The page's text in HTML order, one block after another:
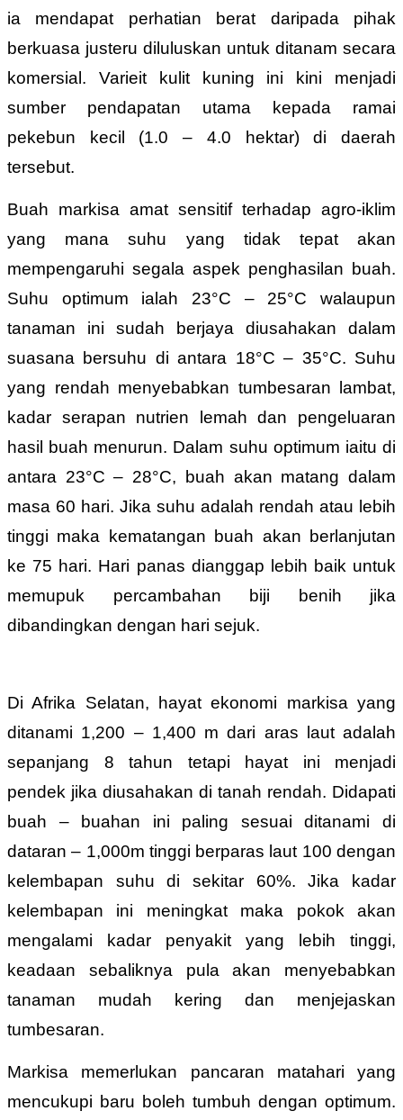
ia mendapat perhatian berat daripada pihak
berkuasa justeru diluluskan untuk ditanam secara
komersial. Varieit kulit kuning ini kini menjadi
sumber pendapatan utama kepada ramai
pekebun kecil (1.0 – 4.0 hektar) di daerah
tersebut.
Buah markisa amat sensitif terhadap agro-iklim
yang mana suhu yang tidak tepat akan
mempengaruhi segala aspek penghasilan buah.
Suhu optimum ialah 23°C – 25°C walaupun
tanaman ini sudah berjaya diusahakan dalam
suasana bersuhu di antara 18°C – 35°C. Suhu
yang rendah menyebabkan tumbesaran lambat,
kadar serapan nutrien lemah dan pengeluaran
hasil buah menurun. Dalam suhu optimum iaitu di
antara 23°C – 28°C, buah akan matang dalam
masa 60 hari. Jika suhu adalah rendah atau lebih
tinggi maka kematangan buah akan berlanjutan
ke 75 hari. Hari panas dianggap lebih baik untuk
memupuk percambahan biji benih jika
dibandingkan dengan hari sejuk.
Di Afrika Selatan, hayat ekonomi markisa yang
ditanami 1,200 – 1,400 m dari aras laut adalah
sepanjang 8 tahun tetapi hayat ini menjadi
pendek jika diusahakan di tanah rendah. Didapati
buah – buahan ini paling sesuai ditanami di
dataran – 1,000m tinggi berparas laut 100 dengan
kelembapan suhu di sekitar 60%. Jika kadar
kelembapan ini meningkat maka pokok akan
mengalami kadar penyakit yang lebih tinggi,
keadaan sebaliknya pula akan menyebabkan
tanaman mudah kering dan menjejaskan
tumbesaran.
Markisa memerlukan pancaran matahari yang
mencukupi baru boleh tumbuh dengan optimum.